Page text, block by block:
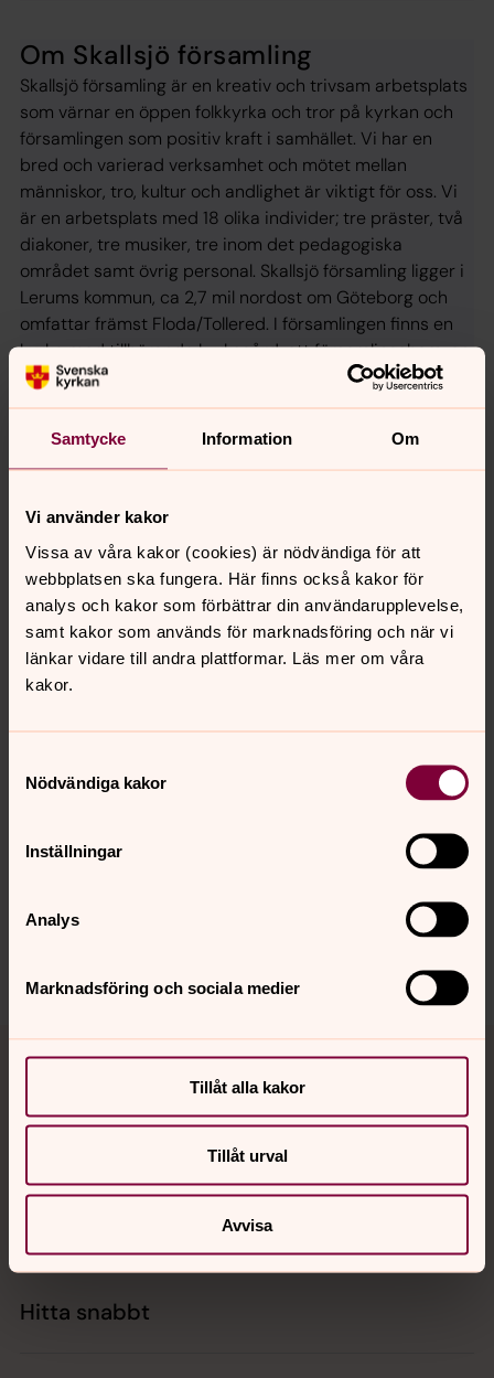
Samtycke Information Om
Vi använder kakor
Vissa av våra kakor (cookies) är nödvändiga för att
webbplatsen ska fungera. Här finns också kakor för
analys och kakor som förbättrar din användarupplevelse,
samt kakor som används för marknadsföring och när vi
länkar vidare till andra plattformar. Läs mer om våra
kakor.
Nödvändiga kakor
Inställningar
Analys
Marknadsföring och sociala medier
Tillåt alla kakor
Tillåt urval
Avvisa
Om Skallsjö församling
Skallsjö församling är en kreativ och trivsam arbetsplats
som värnar en öppen folkkyrka och tror på kyrkan och
församlingen som positiv kraft i samhället. Vi har en
bred och varierad verksamhet och mötet mellan
människor, tro, kultur och andlighet är viktigt för oss. Vi
är en arbetsplats med 18 olika individer; tre präster, två
diakoner, tre musiker, tre inom det pedagogiska
området samt övrig personal. Skallsjö församling ligger i
Lerums kommun, ca 2,7 mil nordost om Göteborg och
omfattar främst Floda/Tollered. I församlingen finns en
kyrka med tillhörande kyrkogård, ett församlingshem, en
kyrkstuga samt en kyrkoruin. Församlingen har ca 6 500
kyrkotillhöriga och det bor ca 11 000 inom församlingen.
Vi har en fantastisk, nyrenoverad kyrka med sitt
uppmärksammade glastorn och ljuskrona. Vårt
pendelstation. Många pendlar till Göteborg och Alingsås.
flerfamiljshus. Skallsjö kyrkas unika ljustorn lyser likt en
fyr över bygden och som en påminnelse om det kristna
hoppet. Med tanke på det vill Skallsjö församling ta sin
utgångspunkt i Johannesevangeliets Jesus ord: ”Jag är
världens ljus. Den som följer mig skall inte vandra i
mörkret utan ha livets ljus. Joh 8:12”
innehåll?
Dela
Tillbaka till toppen
Tillbaka till innehållet
Hitta snabbt